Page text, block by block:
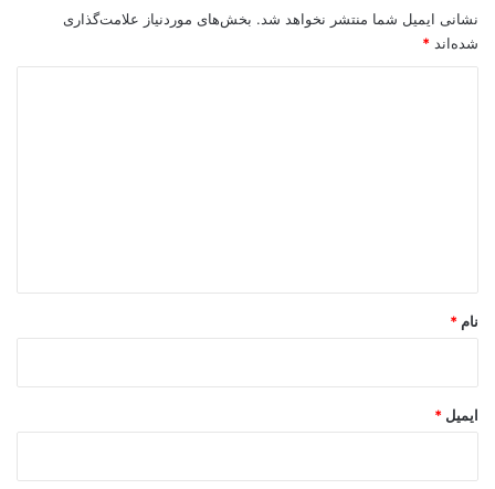
نشانی ایمیل شما منتشر نخواهد شد. بخش‌های موردنیاز علامت‌گذاری
شده‌اند *
نام *
ایمیل *